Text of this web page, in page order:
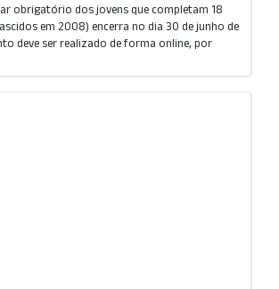
obrigatório dos jovens que completam 18
em 2008) encerra no dia 30 de junho de
deve ser realizado de forma online, por